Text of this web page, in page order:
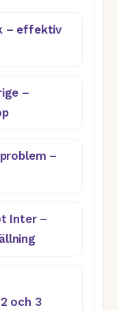
– effektiv
–
–
Inter –
och 3